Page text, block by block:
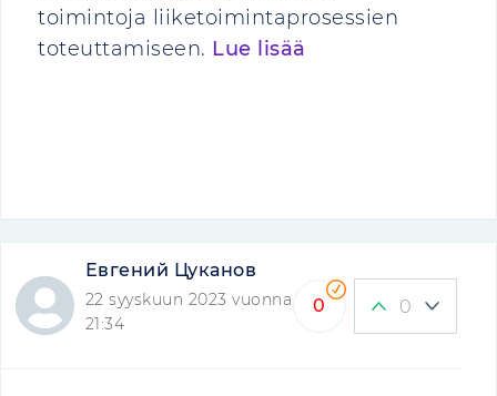
toimintoja liiketoimintaprosessien
toteuttamiseen. Lue lisää
Евгений Цуканов
22 syyskuun 2023 vuonna
21:34
0 0